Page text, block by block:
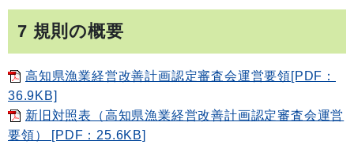
7 規則の概要
高知県漁業経営改善計画認定審査会運営要領[PDF：
36.9KB]
新旧対照表（高知県漁業経営改善計画認定審査会運営
要領） [PDF：25.6KB]